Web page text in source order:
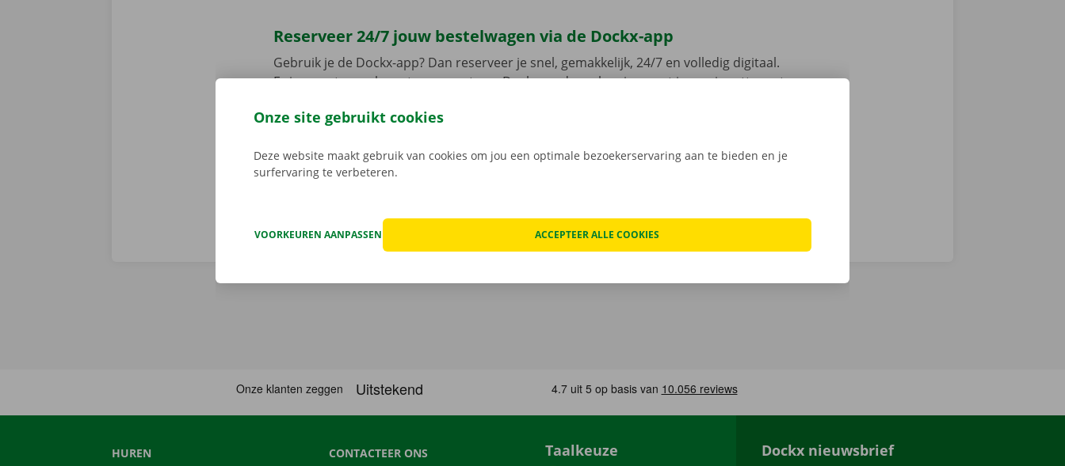
Reserveer 24/7 jouw bestelwagen via de Dockx-app
Gebruik je de Dockx-app? Dan reserveer je snel, gemakkelijk, 24/7 en volledig digitaal.
Er is geen tussenkomst meer met een Dockx medewerker: je opent je camionette met
Download de gratis app voor Android via de
HUREN
CONTACTEER ONS
Taalkeuze Dockx nieuwsbrief
Onze site gebruikt cookies
Deze website maakt gebruik van cookies om jou een optimale bezoekerservaring aan te bieden en je
surfervaring te verbeteren.
VOORKEUREN AANPASSEN ACCEPTEER ALLE COOKIES